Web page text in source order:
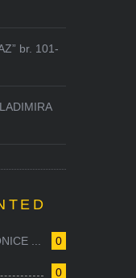
br. 101-
0
...
0